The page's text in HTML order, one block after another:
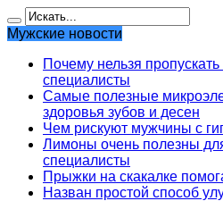
Мужские новости
Почему нельзя пропускать
специалисты
Самые полезные
здоровья зубов и десен
Чем рискуют мужчины с
Лимоны очень полезны
специалисты
Прыжки на скакалке
Назван простой способ